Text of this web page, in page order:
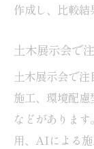
作成し、比較結
土木展示会で
土木展示会で
施工、環境配
などがありま
用、AIによる